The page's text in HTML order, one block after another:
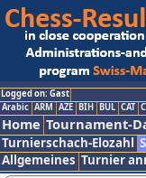
Logged on: Gast
Arabic ARM AZE BIH BUL CAT
Home Tournament-
Turnierschach-Elozahl
Allgemeines Turnier